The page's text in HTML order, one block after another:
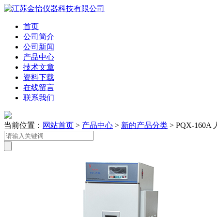
首页
公司简介
公司新闻
产品中心
技术文章
资料下载
在线留言
联系我们
当前位置： 网站首页 > 产品中心 > 新的产品分类 > PQX-160A